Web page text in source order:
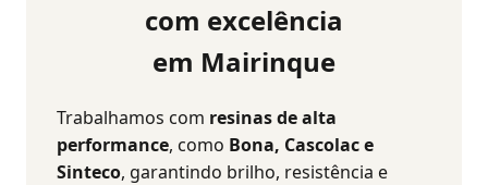
com excelência
em Mairinque
Trabalhamos com resinas de alta
performance, como Bona, Cascolac e
Sinteco, garantindo brilho, resistência e